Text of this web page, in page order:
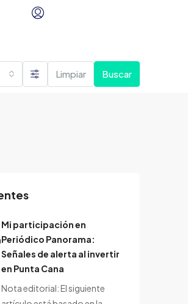
Limpiar Buscar
Mi participación en
Periódico Panorama:
Señales de alerta al invertir
en Punta Cana
Nota editorial: El siguiente